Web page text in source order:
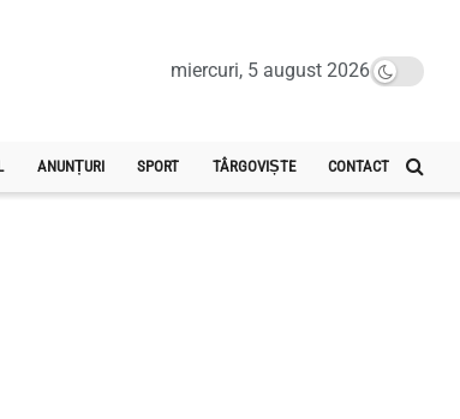
miercuri, 5 august 2026
ANUNȚURI SPORT TÂRGOVIȘTE CONTACT